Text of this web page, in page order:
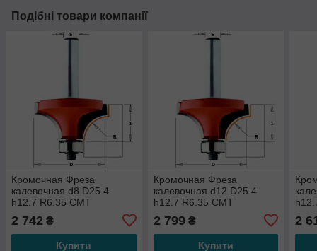
Подібні товари компанії
Кромочная Фреза
калевочная d8 D25.4
h12.7 R6.35 СМТ
2 742 ₴
Купити
Кромочная Фреза
калевочная d12 D25.4
h12.7 R6.35 СМТ
2 799₴
Купити
2